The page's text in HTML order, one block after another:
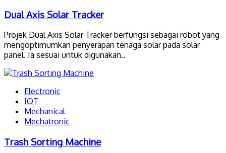
Dual Axis Solar Tracker
Projek Dual Axis Solar Tracker berfungsi sebagai robot yang
mengoptimumkan penyerapan tenaga solar pada solar
panel. Ia sesuai untuk digunakan..
Electronic
IOT
Mechanical
Mechatronic
Trash Sorting Machine